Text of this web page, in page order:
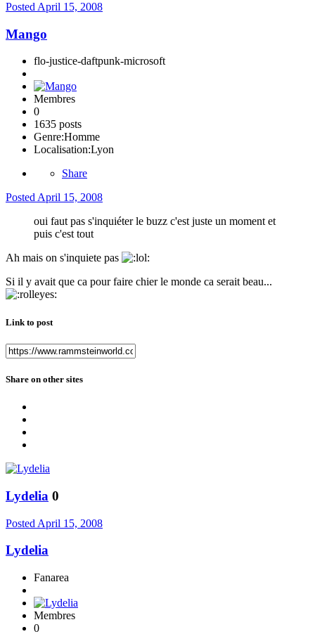
Posted April 15, 2008
Mango
flo-justice-daftpunk-microsoft
Membres
0
1635 posts
Genre:Homme
Localisation:Lyon
Share
PostedApril 15, 2008
oui faut pas s'inquiéter le buzz c'est juste un moment et
puis c'est tout
Ah mais on s'inquiete pas
Si il y avait que ca pour faire chier le monde ca serait beau...
Link to post
Share on other sites
Lydelia 0
Posted April 15, 2008
Lydelia
Fanarea
Membres
0